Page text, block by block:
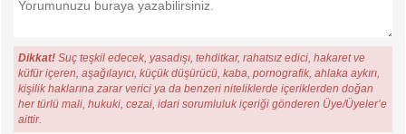
Dikkat! Suç teşkil edecek, yasadışı, tehditkar, rahatsız edici, hakaret ve
küfür içeren, aşağılayıcı, küçük düşürücü, kaba, pornografik, ahlaka aykırı,
kişilik haklarına zarar verici ya da benzeri niteliklerde içeriklerden doğan
her türlü mali, hukuki, cezai, idari sorumluluk içeriği gönderen Üye/Üyeler’e
aittir.